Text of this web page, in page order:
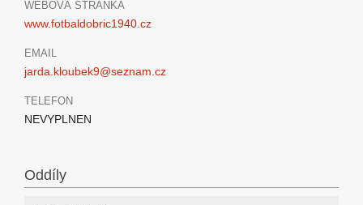
WEBOVÁ STRÁNKA
www.fotbaldobric1940.cz
EMAIL
jarda.kloubek9@seznam.cz
TELEFON
NEVYPLNEN
Oddíly